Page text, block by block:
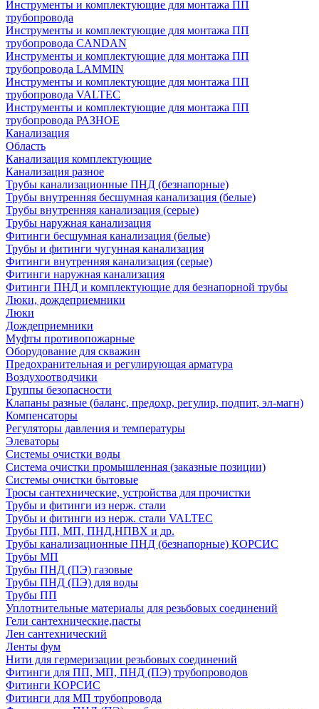
Инструменты и комплектующие для монтажа ПП
трубопровода
Инструменты и комплектующие для монтажа ПП
трубопровода CANDAN
Инструменты и комплектующие для монтажа ПП
трубопровода LAMMIN
Инструменты и комплектующие для монтажа ПП
трубопровода VALTEC
Инструменты и комплектующие для монтажа ПП
трубопровода РАЗНОЕ
Канализация
Область
Канализация комплектующие
Канализация разное
Трубы канализационные ПНД (безнапорные)
Трубы внутренняя бесшумная канализация (белые)
Трубы внутренняя канализация (серые)
Трубы наружная канализация
Фитинги бесшумная канализация (белые)
Трубы и фитинги чугунная канализация
Фитинги внутренняя канализация (серые)
Фитинги наружная канализация
Фитинги ПНД и комплектующие для безнапорной трубы
Люки, дождеприемники
Люки
Дождеприемники
Муфты противопожарные
Оборудование для скважин
Предохранительная и регулирующая арматура
Воздухоотводчики
Группы безопасности
Клапаны разные (баланс, предохр, регулир, подпит, эл-магн)
Компенсаторы
Регуляторы давления и температуры
Элеваторы
Системы очистки воды
Система очистки промышленная (заказные позиции)
Системы очистки бытовые
Тросы сантехнические, устройства для прочистки
Трубы и фитинги из нерж. стали
Трубы и фитинги из нерж. стали VALTEC
Трубы ПП, МП, ПНД,НПВХ и др.
Трубы канализационные ПНД (безнапорные) КОРСИС
Трубы МП
Трубы ПНД (ПЭ) газовые
Трубы ПНД (ПЭ) для воды
Трубы ПП
Уплотнительные материалы для резьбовых соединений
Гели сантехнические,пасты
Лен сантехнический
Ленты фум
Нити для гермеризации резьбовых соединений
Фитинги для ПП, МП, ПНД (ПЭ) трубопроводов
Фитинги КОРСИС
Фитинги для МП трубопровода